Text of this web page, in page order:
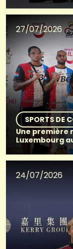
27/07/2026
SPORTS DE
Une première
Luxembourg
24/07/2026